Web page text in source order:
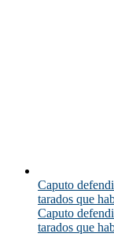
Caputo
tarados que
Caputo
tarados que